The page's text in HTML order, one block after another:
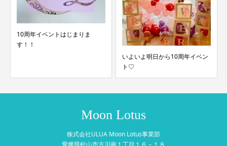
10周年イベントはじまりま
す！！
いよいよ明日から10周年イベン
ト♡
Moon Lotus
株式会社ULUA Moon Lotus事業部
愛媛県松山市古川南１丁目１６－１８